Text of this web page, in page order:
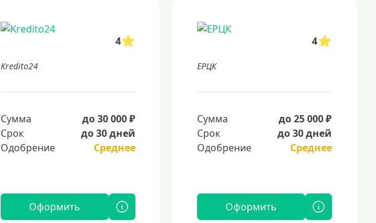
4
Kredito24
Сумма
до 30 000 ₽
Срок
до 30 дней
Одобрение
Среднее
Оформить
4
ЕРЦК
Сумма
до 25 000 ₽
Срок
до 30 дней
Одобрение
Среднее
Оформить